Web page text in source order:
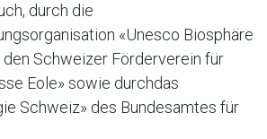
durch die
«Unesco Biosphäre
den Schweizer Förderverein für
Eole» sowie durchdas
Schweiz» des Bundesamtes für